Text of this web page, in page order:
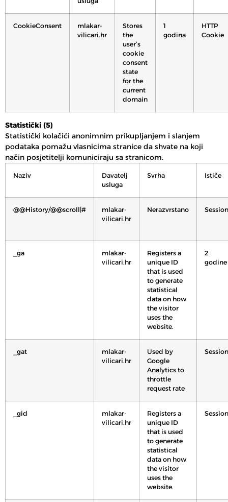
CookieConsent
mlakar-
vilicari.hr
Stores
the
user’s
cookie
consent
state
for the
current
domain
1
godina
HTTP
Cookie
Statistički (5)
Statistički kolačići anonimnim prikupljanjem i slanjem
podataka pomažu vlasnicima stranice da shvate na koji
način posjetitelji komuniciraju sa stranicom.
Naziv
Davatelj
usluga
Svrha Ističe
@@History/@@scroll|#
mlakar-
vilicari.hr
Nerazvrstano Session
_ga
mlakar-
vilicari.hr
Registers a
unique ID
that is used
to generate
statistical
data on how
the visitor
uses the
website.
2
godine
_gat
mlakar-
vilicari.hr
Used by
Google
Analytics to
throttle
request rate
Session
_gid
mlakar-
vilicari.hr
Registers a
unique ID
that is used
to generate
statistical
data on how
the visitor
uses the
website.
Session